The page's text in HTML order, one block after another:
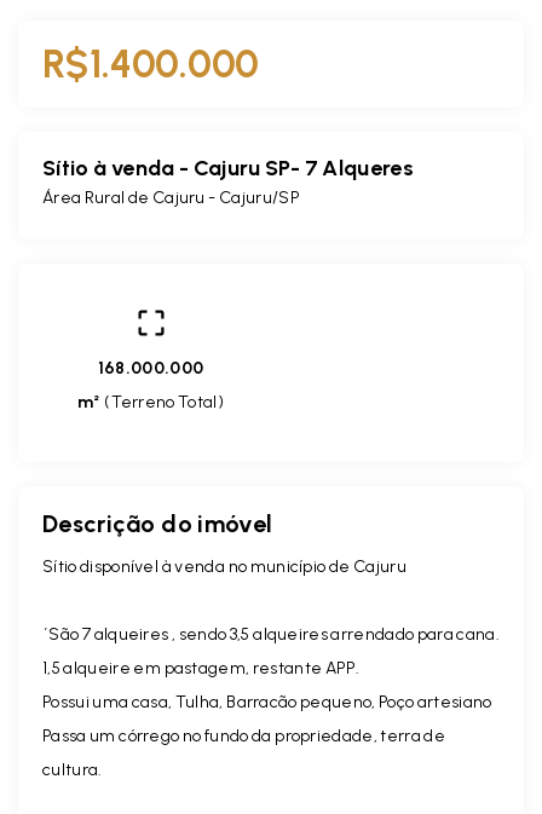
R$1.400.000
Sítio à venda - Cajuru SP- 7 Alqueres
Área Rural de Cajuru - Cajuru/SP
168.000.000
m² (Terreno Total)
Descrição do imóvel
Sítio disponível à venda no município de Cajuru
´São 7 alqueires , sendo 3,5 alqueires arrendado para cana.
1,5 alqueire em pastagem, restante APP.
Possui uma casa, Tulha, Barracão pequeno, Poço artesiano
Passa um córrego no fundo da propriedade, terra de
cultura.